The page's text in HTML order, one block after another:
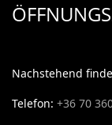
Nachstehend
Telefon: +36 70